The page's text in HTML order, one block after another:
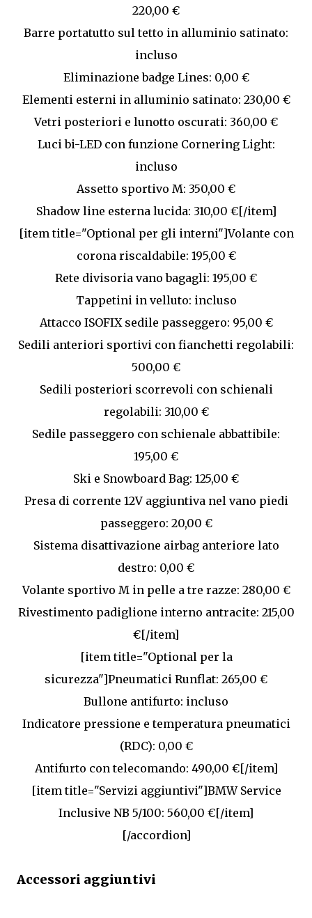
220,00 €
Barre portatutto sul tetto in alluminio satinato:
incluso
Eliminazione badge Lines: 0,00 €
Elementi esterni in alluminio satinato: 230,00 €
Vetri posteriori e lunotto oscurati: 360,00 €
Luci bi-LED con funzione Cornering Light:
incluso
Assetto sportivo M: 350,00 €
Shadow line esterna lucida: 310,00 €[/item]
[item title="Optional per gli interni"]Volante con
corona riscaldabile: 195,00 €
Rete divisoria vano bagagli: 195,00 €
Tappetini in velluto: incluso
Attacco ISOFIX sedile passeggero: 95,00 €
Sedili anteriori sportivi con fianchetti regolabili:
500,00 €
Sedili posteriori scorrevoli con schienali
regolabili: 310,00 €
Sedile passeggero con schienale abbattibile:
195,00 €
Ski e Snowboard Bag: 125,00 €
Presa di corrente 12V aggiuntiva nel vano piedi
passeggero: 20,00 €
Sistema disattivazione airbag anteriore lato
destro: 0,00 €
Volante sportivo M in pelle a tre razze: 280,00 €
Rivestimento padiglione interno antracite: 215,00
€[/item]
[item title="Optional per la
sicurezza"]Pneumatici Runflat: 265,00 €
Bullone antifurto: incluso
Indicatore pressione e temperatura pneumatici
(RDC): 0,00 €
Antifurto con telecomando: 490,00 €[/item]
[item title="Servizi aggiuntivi"]BMW Service
Inclusive NB 5/100: 560,00 €[/item]
[/accordion]
Accessori aggiuntivi